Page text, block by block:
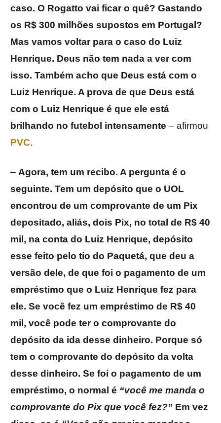
caso. O Rogatto vai ficar o quê? Gastando
os R$ 300 milhões supostos em Portugal?
Mas vamos voltar para o caso do Luiz
Henrique. Deus não tem nada a ver com
isso. Também acho que Deus está com o
Luiz Henrique. A prova de que Deus está
com o Luiz Henrique é que ele está
brilhando no futebol intensamente – afirmou
PVC.
– Agora, tem um recibo. A pergunta é o
seguinte. Tem um depósito que o UOL
encontrou de um comprovante de um Pix
depositado, aliás, dois Pix, no total de R$ 40
mil, na conta do Luiz Henrique, depósito
esse feito pelo tio do Paquetá, que deu a
versão dele, de que foi o pagamento de um
empréstimo que o Luiz Henrique fez para
ele. Se você fez um empréstimo de R$ 40
mil, você pode ter o comprovante do
depósito da ida desse dinheiro. Porque só
tem o comprovante do depósito da volta
desse dinheiro. Se foi o pagamento de um
empréstimo, o normal é “você me manda o
comprovante do Pix que você fez?” Em vez